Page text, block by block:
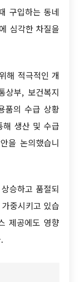
구입하는 동네
심각한 차질을
해 적극적인 개
상부, 보건복지
품의 수급 상황
해 생산 및 수급
을 논의했습니
승하고 품절되
중시키고 있습
제공에도 영향